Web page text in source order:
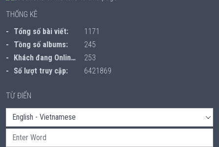
THỐNG KÊ
Tổng số bài viết:
1171
Tồng số albums:
245
Khách đang Online:
253
Số lượt truy cập:
6421869
TỪ ĐIỂN